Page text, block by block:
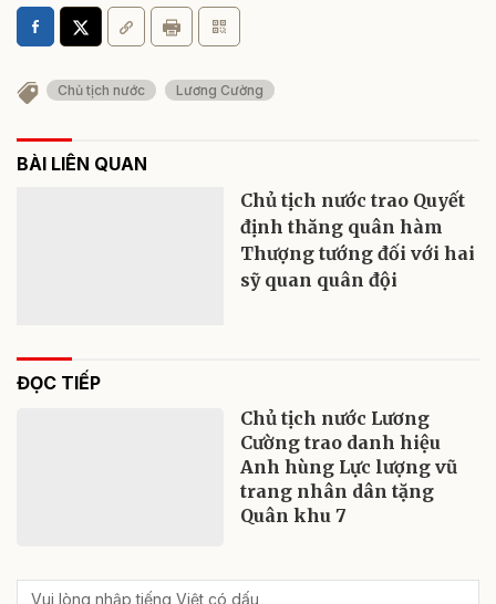
Chủ tịch nước Lương Cường
BÀI LIÊN QUAN
Chủ tịch nước trao Quyết
định thăng quân hàm
Thượng tướng đối với hai
sỹ quan quân đội
ĐỌC TIẾP
Chủ tịch nước Lương
Cường trao danh hiệu
Anh hùng Lực lượng vũ
trang nhân dân tặng
Quân khu 7